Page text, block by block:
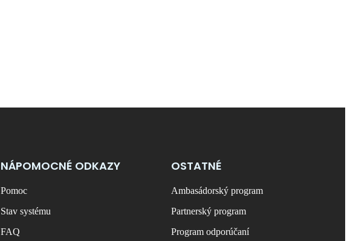
NÁPOMOCNÉ ODKAZY
Pomoc
Stav systému
FAQ
OSTATNÉ
Ambasádorský program
Partnerský program
Program odporúčaní